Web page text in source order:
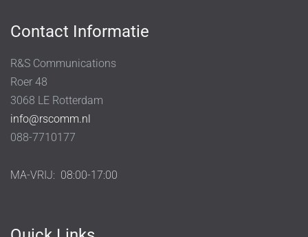
Contact Informatie
R&S Communications
Roer 48
3068 LE Rotterdam
info@rscomm.nl
088-7710177
MA-VRIJ: 08:00-17:00